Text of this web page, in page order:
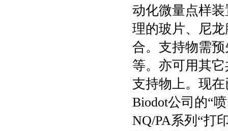
动化微量点样
理的玻片、尼
合。支持物需
等。亦可用其
支持物上。现
Biodot公司的“
NQ/PA系列“打